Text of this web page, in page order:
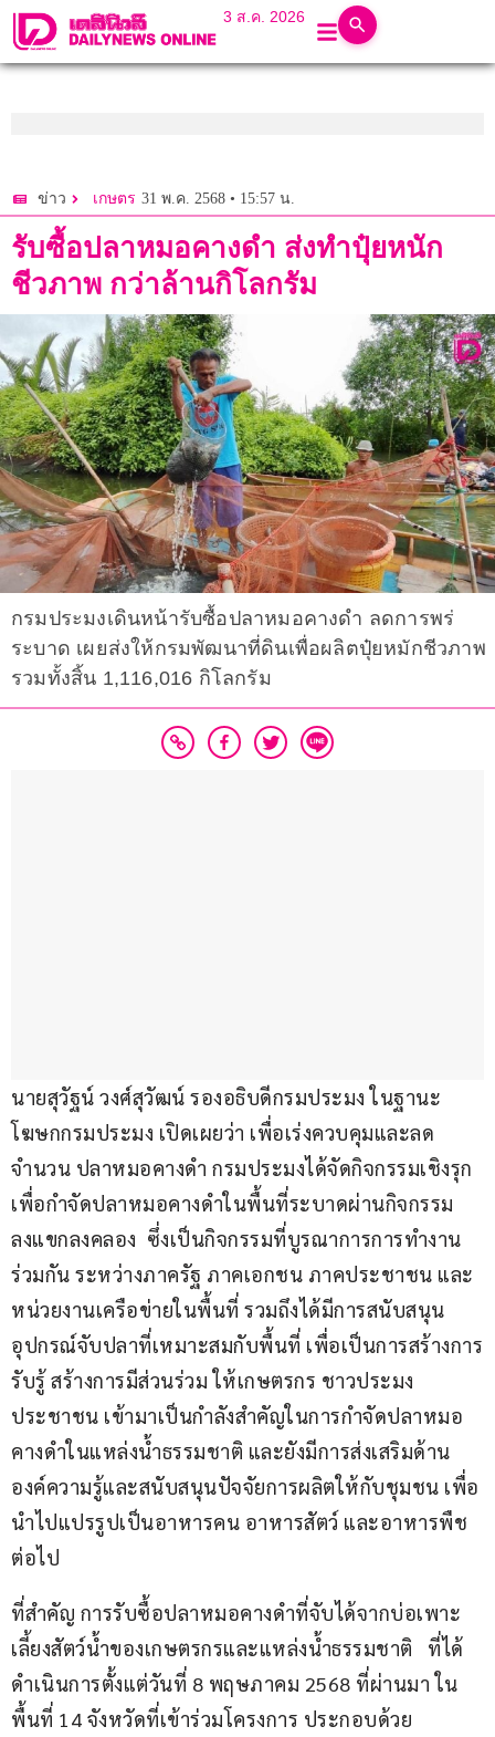
3 ส.ค. 2026
ข่าว เกษตร 31 พ.ค. 2568 • 15:57 น.
รับซื้อปลาหมอคางดำ ส่งทำปุ๋ยหนัก
ชีวภาพ กว่าล้านกิโลกรัม
กรมประมงเดินหน้ารับซื้อปลาหมอคางดำ ลดการพร่
ระบาด เผยส่งให้กรมพัฒนาที่ดินเพื่อผลิตปุ๋ยหมักชีวภาพ
รวมทั้งสิ้น 1,116,016 กิโลกรัม
นายสุวัฐน์ วงศ์สุวัฒน์ รองอธิบดีกรมประมง ในฐานะ
โฆษกกรมประมง เปิดเผยว่า เพื่อเร่งควบคุมและลด
จำนวน ปลาหมอคางดำ กรมประมงได้จัดกิจกรรมเชิงรุก
เพื่อกำจัดปลาหมอคางดำในพื้นที่ระบาดผ่านกิจกรรม
ลงแขกลงคลอง  ซึ่งเป็นกิจกรรมที่บูรณาการการทำงาน
ร่วมกัน ระหว่างภาครัฐ ภาคเอกชน ภาคประชาชน และ
หน่วยงานเครือข่ายในพื้นที่ รวมถึงได้มีการสนับสนุน
อุปกรณ์จับปลาที่เหมาะสมกับพื้นที่ เพื่อเป็นการสร้างการ
รับรู้ สร้างการมีส่วนร่วม ให้เกษตรกร ชาวประมง
ประชาชน เข้ามาเป็นกำลังสำคัญในการกำจัดปลาหมอ
คางดำในแหล่งน้ำธรรมชาติ และยังมีการส่งเสริมด้าน
องค์ความรู้และสนับสนุนปัจจัยการผลิตให้กับชุมชน เพื่อ
นำไปแปรรูปเป็นอาหารคน อาหารสัตว์ และอาหารพืช
ต่อไป
ที่สำคัญ การรับซื้อปลาหมอคางดำที่จับได้จากบ่อเพาะ
เลี้ยงสัตว์น้ำของเกษตรกรและแหล่งน้ำธรรมชาติ   ที่ได้
ดำเนินการตั้งแต่วันที่ 8 พฤษภาคม 2568 ที่ผ่านมา ใน
พื้นที่ 14 จังหวัดที่เข้าร่วมโครงการ ประกอบด้วย